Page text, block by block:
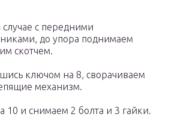
с передними
до упора поднимаем
скотчем.
ключом на 8, сворачиваем
механизм.
10 и снимаем 2 болта и 3 гайки.